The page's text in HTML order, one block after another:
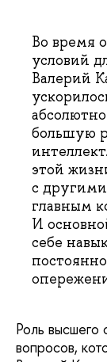
Во время
условий
Валерий
большую
этой
с
главным
И
себе
Роль высшего
вопросов,